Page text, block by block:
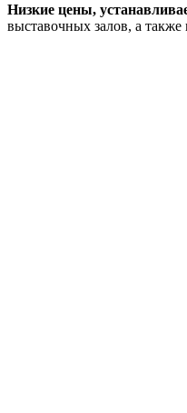
Низкие цены,
выставочных залов, а также